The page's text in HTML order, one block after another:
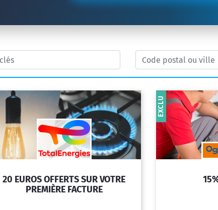
20 EUROS OFFERTS SUR VOTRE
PREMIÈRE FACTURE
EXCLU